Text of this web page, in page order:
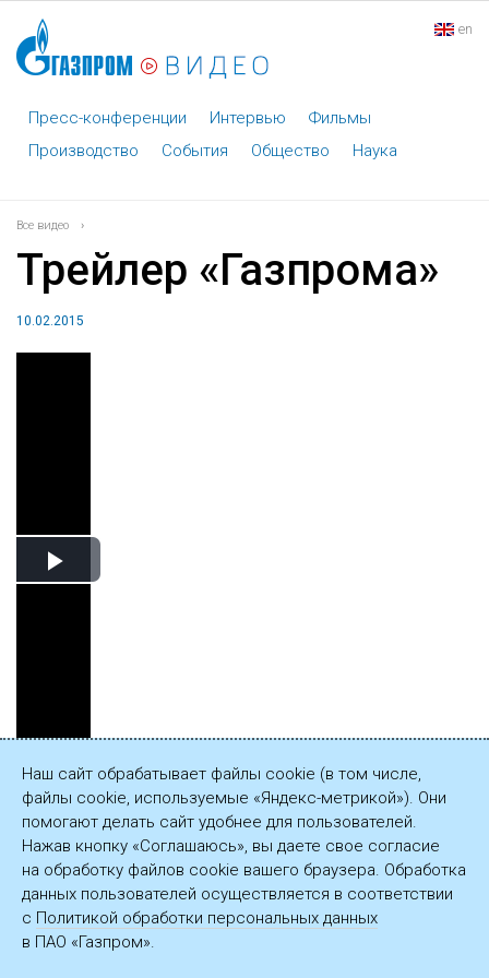
en
Пресс-конференции Интервью
Фильмы
Производство
События Общество Наука
Все видео ›
Трейлер «Газпрома»
10.02.2015
Play
Сохранить
видеозапись
(26 МБ)
Наш сайт обрабатывает файлы cookie (в том числе,
файлы cookie, используемые «Яндекс-метрикой»). Они
помогают делать сайт удобнее для пользователей.
Нажав кнопку «Соглашаюсь», вы даете свое согласие
на обработку файлов cookie вашего браузера. Обработка
данных пользователей осуществляется в соответствии
с Политикой обработки персональных данных
в ПАО «Газпром».